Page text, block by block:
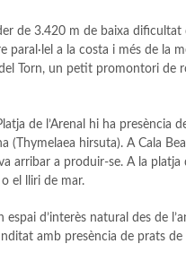
de 3.420 m de baixa dificultat
paral·lel a la costa i més de
Torn, un petit promontori
de l’Arenal hi ha
(Thymelaea hirsuta). A Cala
arribar a produir-se. A la
el lliri de mar.
espai d’interès natural des
amb presència de prats de